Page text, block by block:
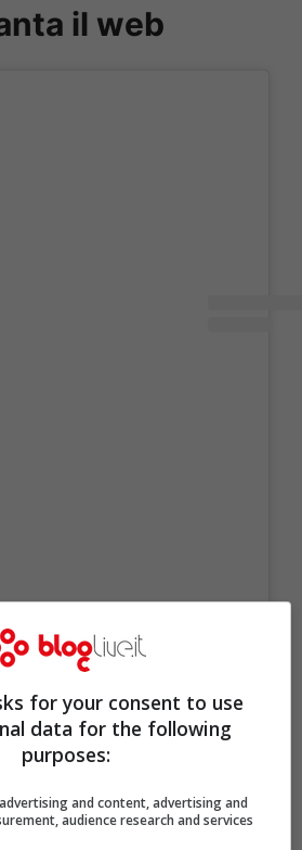
il web
for your consent to use
data for the following
purposes:
and content, advertising and
audience research and services